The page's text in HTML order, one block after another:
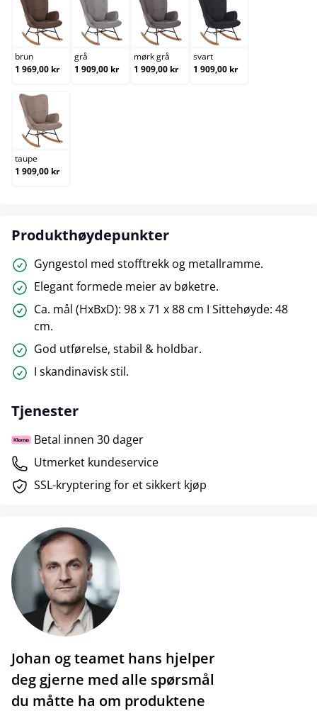
brun
brun
1 969,00 kr
grå
grå
1 909,00 kr
mørk grå
mørk grå
1 909,00 kr
svart
svart
1 909,00 kr
taupe
taupe
1 909,00 kr
Produkthøydepunkter
Gyngestol med stofftrekk og metallramme.
Elegant formede meier av bøketre.
Ca. mål (HxBxD): 98 x 71 x 88 cm I Sittehøyde: 48
cm.
God utførelse, stabil & holdbar.
I skandinavisk stil.
Tjenester
Betal innen 30 dager
Utmerket kundeservice
SSL-kryptering for et sikkert kjøp
Johan og teamet hans hjelper
deg gjerne med alle spørsmål
du måtte ha om produktene